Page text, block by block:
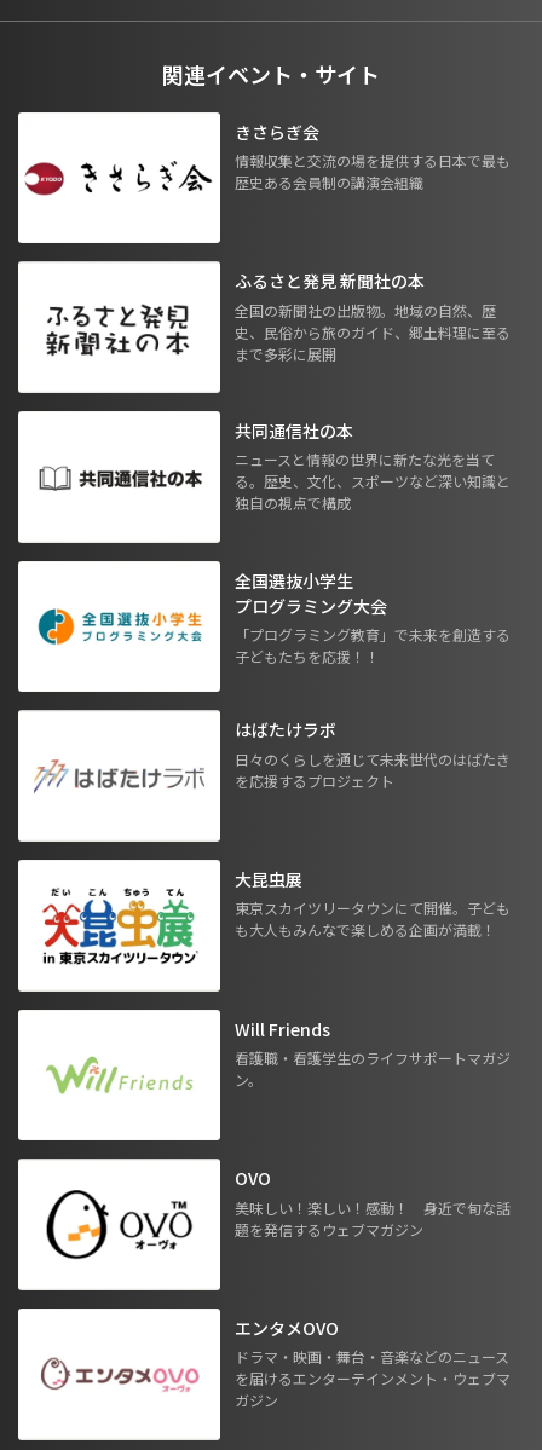
関連イベント・サイト
きさらぎ会
情報収集と交流の場を提供する日本で最も
歴史ある会員制の講演会組織
ふるさと発見 新聞社の本
全国の新聞社の出版物。地域の自然、歴
史、民俗から旅のガイド、郷土料理に至る
まで多彩に展開
共同通信社の本
ニュースと情報の世界に新たな光を当て
る。歴史、文化、スポーツなど深い知識と
独自の視点で構成
全国選抜小学生
プログラミング大会
「プログラミング教育」で未来を創造する
子どもたちを応援！！
はばたけラボ
日々のくらしを通じて未来世代のはばたき
を応援するプロジェクト
大昆虫展
東京スカイツリータウンにて開催。子ども
も大人もみんなで楽しめる企画が満載！
Will Friends
看護職・看護学生のライフサポートマガジ
ン。
OVO
美味しい！楽しい！感動！ 身近で旬な話
題を発信するウェブマガジン
エンタメOVO
ドラマ・映画・舞台・音楽などのニュース
を届けるエンターテインメント・ウェブマ
ガジン